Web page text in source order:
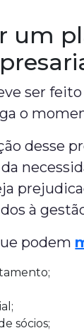
um
ser
o
desse
à
podem
sócios;